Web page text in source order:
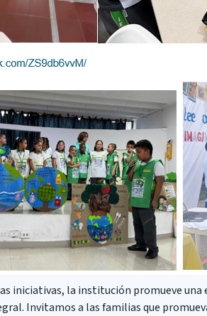
iniciativas, la institución promueve una
Invitamos a las familias que